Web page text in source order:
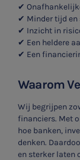
✔
✔ Minder tijd en
✔ Inzicht in
✔ Een heldere
✔ Een
Waarom
Wij begrijpen
financiers. Met
hoe banken,
denken.
en sterker laten